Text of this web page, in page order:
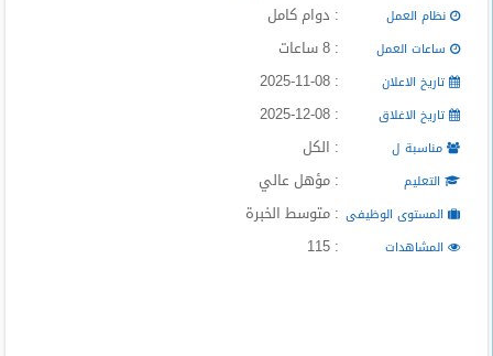
نظام العمل : دوام كامل
ساعات العمل : 8 ساعات
تاريخ الاعلان : 2025-11-08
تاريخ الاغلاق : 2025-12-08
مناسبة ل : الكل
التعليم : مؤهل عالي
المستوى الوظيفى : متوسط الخبرة
المشاهدات : 115